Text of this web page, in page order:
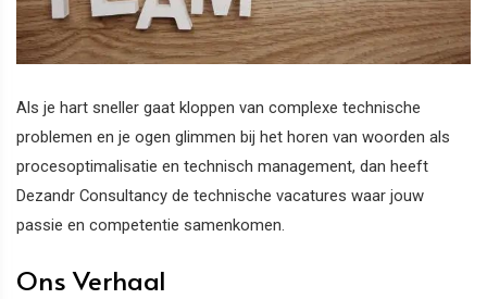
Als je hart sneller gaat kloppen van complexe technische
problemen en je ogen glimmen bij het horen van woorden als
procesoptimalisatie en technisch management, dan heeft
Dezandr Consultancy de technische vacatures waar jouw
passie en competentie samenkomen.
Ons Verhaal